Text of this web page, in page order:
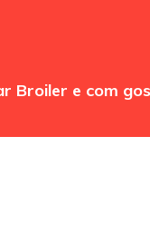
Broiler e com